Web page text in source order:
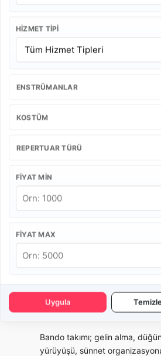
HIZMET TIPI
ENSTRÜMANLAR
KOSTÜM
REPERTUAR TÜRÜ
FIYAT MIN
FIYAT MAX
Uygula Temizle
Bulunma Süresi
İstanbul Beyoğlu Bando
Bando takımı kiralama; gelin
sünnet ve kurumsal
yürüyüş performansı sunan
karşılaştırmayı sağlar.
Bando takımı; gelin alma,
yürüyüşü, sünnet